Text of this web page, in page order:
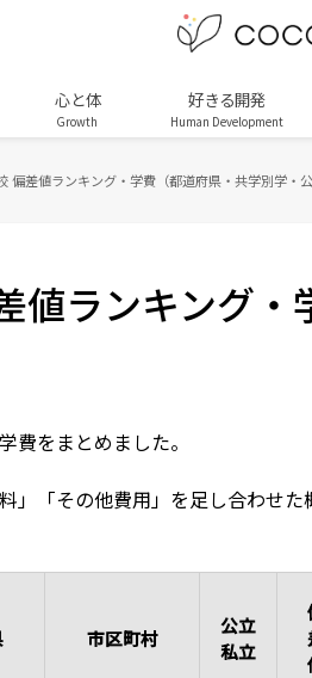
心と体
Growth
好きる開発
Human Development
偏差値ランキング・学費（都道府県・共学別学・公
値ランキング・
費をまとめました。
」「その他費用」を足し合わせた
市区町村
公立
私立